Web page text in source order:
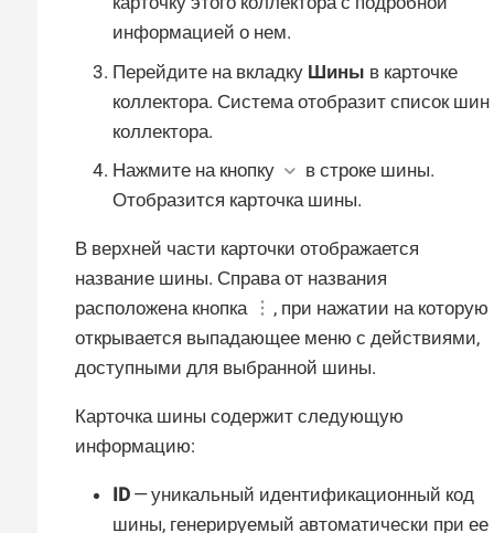
информацией о нем.
Перейдите на вкладку Шины в карточке
коллектора. Система отобразит список шин
коллектора.
Нажмите на кнопку
в строке шины.
Отобразится карточка шины.
В верхней части карточки отображается
название шины. Справа от названия
расположена кнопка
, при нажатии на которую
открывается выпадающее меню с действиями,
доступными для выбранной шины.
Карточка шины содержит следующую
информацию:
ID — уникальный идентификационный код
шины, генерируемый автоматически при ее